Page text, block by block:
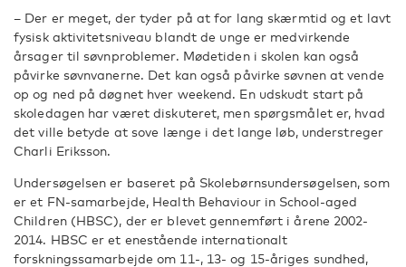
– Der er meget, der tyder på at for lang skærmtid og et lavt
fysisk aktivitetsniveau blandt de unge er medvirkende
årsager til søvnproblemer. Mødetiden i skolen kan også
påvirke søvnvanerne. Det kan også påvirke søvnen at vende
op og ned på døgnet hver weekend. En udskudt start på
skoledagen har været diskuteret, men spørgsmålet er, hvad
det ville betyde at sove længe i det lange løb, understreger
Charli Eriksson.
Undersøgelsen er baseret på Skolebørnsundersøgelsen, som
er et FN-samarbejde, Health Behaviour in School-aged
Children (HBSC), der er blevet gennemført i årene 2002-
2014. HBSC er et enestående internationalt
forskningssamarbejde om 11-, 13- og 15-åriges sundhed,